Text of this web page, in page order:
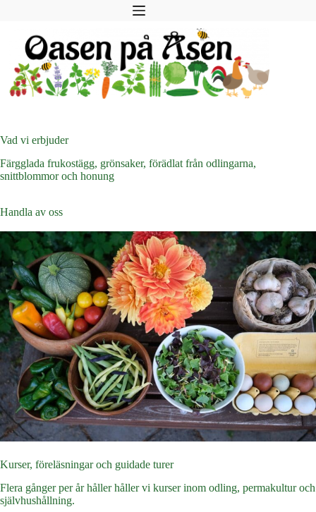
Vad vi erbjuder
Färgglada frukostägg, grönsaker, förädlat från odlingarna,
snittblommor och honung
Handla av oss
Kurser, föreläsningar och guidade turer
Flera gånger per år håller håller vi kurser inom odling, permakultur och
självhushållning.